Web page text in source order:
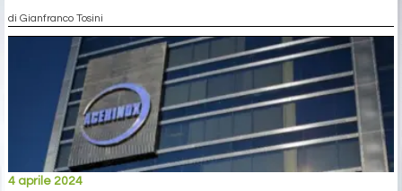
di Gianfranco Tosini
4 aprile 2024